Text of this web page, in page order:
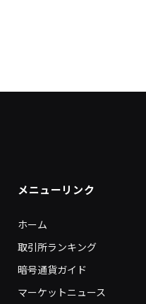
メニューリンク
ホーム
取引所ランキング
暗号通貨ガイド
マーケットニュース